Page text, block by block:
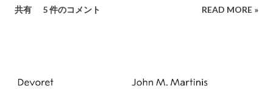
してメールアドレスのみを掲載しており、電話番号は公開され
く名古屋（052）エリアの番号です。実際に「052-355...
https://www.city.tokorozawa.saitama.jp/kurashi/gomi/shi
には所沢市の「一般廃棄物処理業」の許可が必要です。 「産業
共有 5 件のコメント READ MORE »